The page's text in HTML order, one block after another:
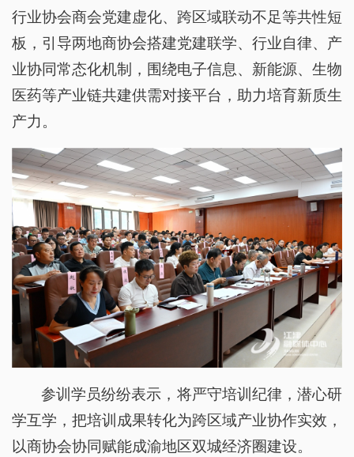
行业协会商会党建虚化、跨区域联动不足等共性短
板，引导两地商协会搭建党建联学、行业自律、产
业协同常态化机制，围绕电子信息、新能源、生物
医药等产业链共建供需对接平台，助力培育新质生
产力。
参训学员纷纷表示，将严守培训纪律，潜心研
学互学，把培训成果转化为跨区域产业协作实效，
以商协会协同赋能成渝地区双城经济圈建设。